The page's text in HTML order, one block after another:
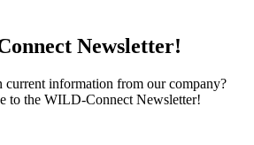
Newsletter!
current information from our company?
to the WILD-Connect Newsletter!